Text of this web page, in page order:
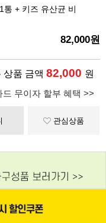
통 + 키즈 유산균 비
82,000원
상품 금액 82,000 원
드 무이자 할부 혜택 >>
관심상품